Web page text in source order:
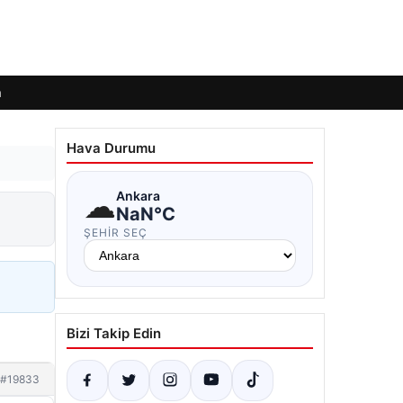
#19833
Hava Durumu
☁Ankara
NaN°C
ŞEHIR SEÇ
Bizi Takip Edin